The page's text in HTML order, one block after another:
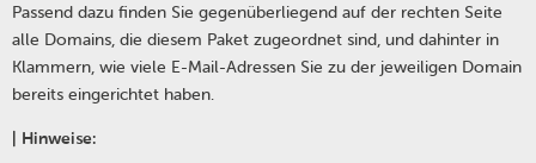
Passend dazu finden Sie gegenüberliegend auf der rechten Seite
alle Domains, die diesem Paket zugeordnet sind, und dahinter in
Klammern, wie viele E-Mail-Adressen Sie zu der jeweiligen Domain
bereits eingerichtet haben.
| Hinweise: